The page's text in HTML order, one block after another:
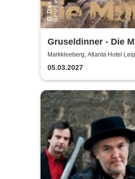
Gruseldinner - Die
Markkleeberg, Atlanta Hotel
05.03.2027